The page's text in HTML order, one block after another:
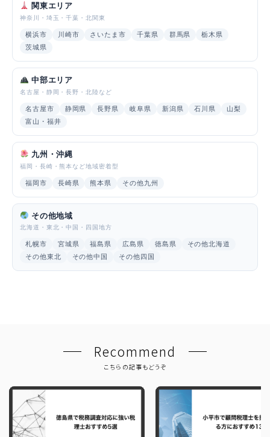
関東エリア
神奈川・埼玉・千葉・北関東
横浜市 川崎市 さいたま市 千葉県 群馬県
栃木県
茨城県
中部エリア
名古屋・静岡・長野・北陸など
名古屋市 静岡県 長野県 岐阜県 新潟県 石川県
山梨
富山・福井
九州・沖縄
福岡・長崎・熊本など地域密着型
福岡市 長崎県 熊本県 その他九州
その他地域
北海道・東北・中国・四国地方
札幌市 宮城県 福島県 広島県 徳島県
その他北海道
その他東北
その他中国 その他四国
Recommend
こちらの記事もどうぞ